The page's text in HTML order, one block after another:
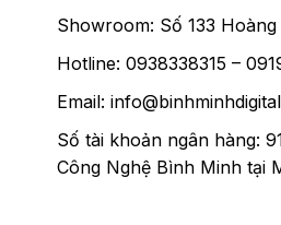
Showroom: Số 133
Hotline: 0938338315 –
Email:
Số tài khoản ngân hàng:
Công Nghệ Bình Minh tại